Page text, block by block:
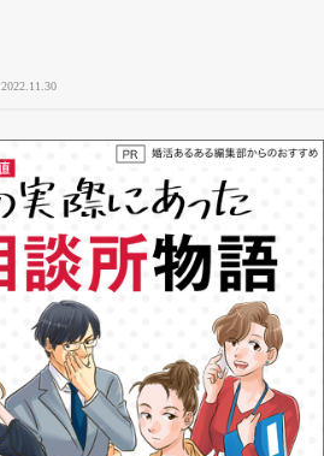
2022.11.30